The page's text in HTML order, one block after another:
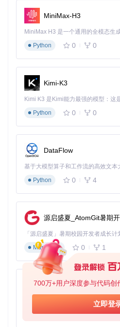
700万+用户深度参与代码创
立即登
I进行优化：
Android平台：基于OpenGL
iOS平台：同时支持Metal和
Web平台：利用WebGL技术实
这种架构设计保证了VAP在各平
致的API接口，降低了跨平台开发
场景适配：从直播互动到
VAP解决方案的设计充分考虑了
活的配置和扩展机制，能够满足
的多样化需求。
直播互动场景
在直播应用中，VAP可用于礼物
性和视觉效果的震撼性。例如，
能够快速渲染出带有透明背景的
融合，提升用户参与感。
游戏应用场景
游戏中的技能特效、角色升级动
过VAP实现。相比传统序列帧动
包体积，还能保持60fps的流畅播
在移动设备上，VAP的硬件解码优
减少发热和电量消耗。
图：VAP多帧动画效果合成示例
画的合成过程，体现了跨平台渲染
MiniMax-H3
Python
0 0
Kimi-K3
Python
0 0
DataFlow
基于大模型算子和工作流的高效文本
Python
0 4
源启盛夏_AtomGit暑期
Markdown
0 1
py-xiaozhi
Python
0 1